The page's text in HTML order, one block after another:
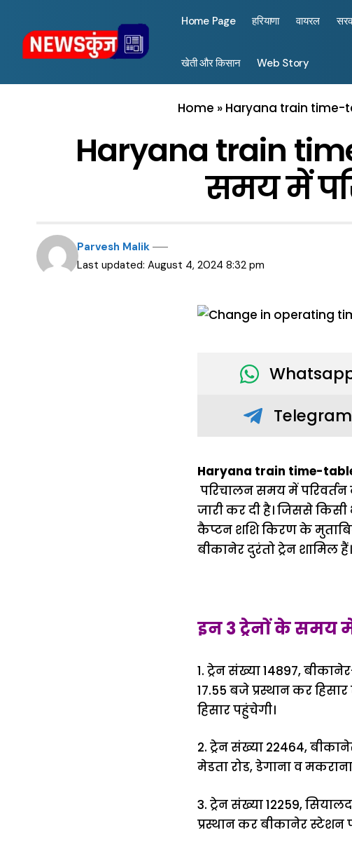
Home Page हरियाणा वायरल
खेती और किसान Web Story
Home » Haryana train time-
Haryana train
समय में
Last updated: August 4, 2024 8:32 pm
Parvesh Malik
Haryana train time-
परिचालन समय में
जारी कर दी है। जिससे
कैप्टन शशि किरण के
बीकानेर दुरंतो ट्रेन शामिल हैं।
इन 3 ट्रेनों के समय
1. ट्रेन संख्या 14897,
17.55 बजे प्रस्थान कर
हिसार पहुंचेगी।
2. ट्रेन संख्या 22464,
मेडता रोड, डेगाना व
3. ट्रेन संख्या 12259,
प्रस्थान कर बीकानेर स्टेशन